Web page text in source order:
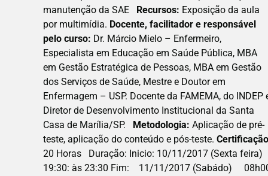
manutenção da SAE Recursos: Exposição da aula
por multimídia. Docente, facilitador e responsável
pelo curso: Dr. Márcio Mielo – Enfermeiro,
Especialista em Educação em Saúde Pública, MBA
em Gestão Estratégica de Pessoas, MBA em Gestão
dos Serviços de Saúde, Mestre e Doutor em
Enfermagem – USP. Docente da FAMEMA, do INDEP
Diretor de Desenvolvimento Institucional da Santa
Casa de Marília/SP. Metodologia:Aplicação de pré-
teste, aplicação do conteúdo e pós-teste.
20 Horas Duração: Inicio: 10/11/2017 (Sexta feira)
19:30: às 23:30 Fim: 11/11/2017 (Sabádo)